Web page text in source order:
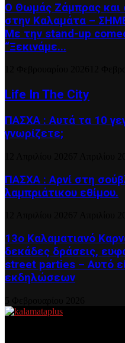
Ο Θωμάς Ζάμπρας και
στην Καλαμάτα –
Με την stand-up
“Ξεκινάμε...
Life In The City
ΠΑΣΧΑ : Αυτά τα 10
γνωρίζετε;
ΠΑΣΧΑ : Αρνί στη
λαμπριάτικου εθίμου.
13ο Καλαματιανό
δεκάδες δράσεις,
street parties – Αυτό
εκδηλώσεων